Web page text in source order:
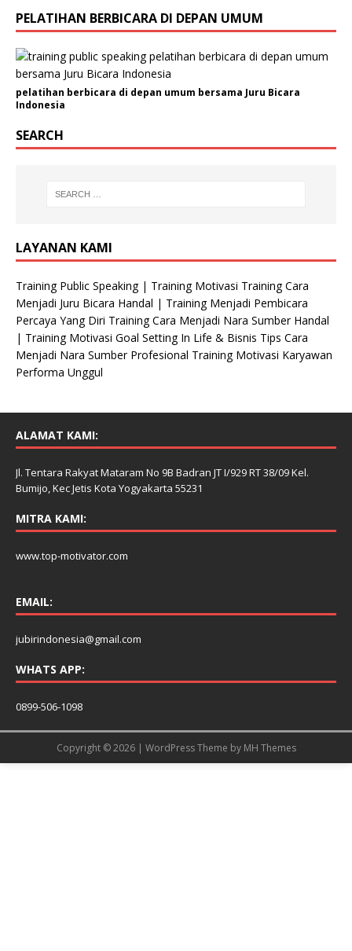
H
P
PELATIHAN BERBICARA DI DEPAN UMUM
pelatihan berbicara di depan umum bersama Juru Bicara
Indonesia
SEARCH
LAYANAN KAMI
Training Public Speaking | Training Motivasi Training Cara
Menjadi Juru Bicara Handal | Training Menjadi Pembicara
Percaya Yang Diri Training Cara Menjadi Nara Sumber Handal
| Training Motivasi Goal Setting In Life & Bisnis Tips Cara
Menjadi Nara Sumber Profesional Training Motivasi Karyawan
Performa Unggul
ALAMAT KAMI:
Jl. Tentara Rakyat Mataram No 9B Badran JT I/929 RT 38/09 Kel.
Bumijo, Kec Jetis Kota Yogyakarta 55231
MITRA KAMI:
www.top-motivator.com
EMAIL:
jubirindonesia@gmail.com
WHATS APP:
0899-506-1098
Copyright © 2026 | WordPress Theme by MH Themes